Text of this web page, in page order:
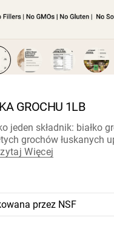
Shop All Odżywki Białkowe
Organiczny białko ryżowe
Wegański gainer masy
Shop All Wegańskie Odżywki
GROCHU 1LB
jeden składnik: białko
grochów łuskanych
Więcej
premium
grochu uprawianego
przez NSF
certyfikat NSF, co